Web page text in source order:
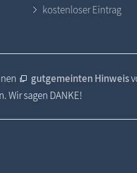
kostenloser Eintrag
gutgemeinten Hinweis
Wir sagen DANKE!